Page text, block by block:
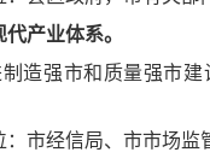
代产业体系。
造强市和质量强市建
：市经信局、市市场监